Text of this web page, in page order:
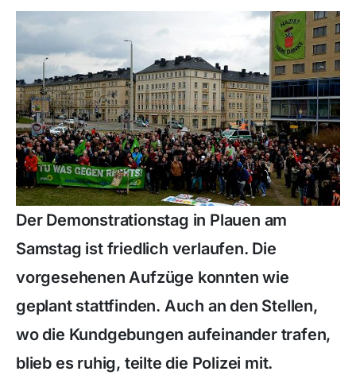
Der Demonstrationstag in Plauen am
Samstag ist friedlich verlaufen. Die
vorgesehenen Aufzüge konnten wie
geplant stattfinden. Auch an den Stellen,
wo die Kundgebungen aufeinander trafen,
blieb es ruhig, teilte die Polizei mit.